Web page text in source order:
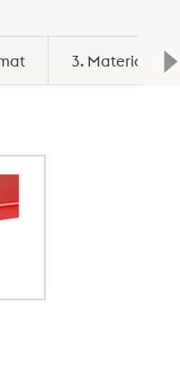
3. Material